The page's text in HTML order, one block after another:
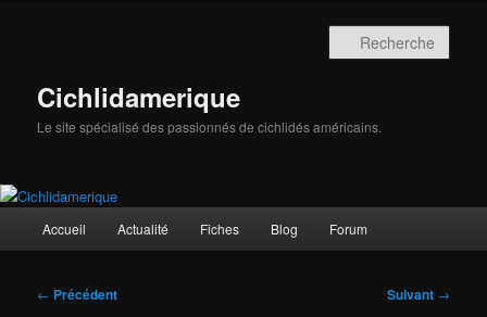
Cichlidamerique
Le site spécialisé des passionnés de cichlidés américains.
principal
Accueil Actualité Fiches Blog Forum
Navigation
← Précédent Suivant →